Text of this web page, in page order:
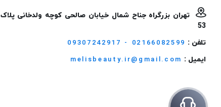
تهران بزرگراه جناح شمال خیابان صالحی کوچه ولدخانی پلاک
53
تلفن : 09307242917 - 02166082599
ایمیل : melisbeauty.ir@gmail.com